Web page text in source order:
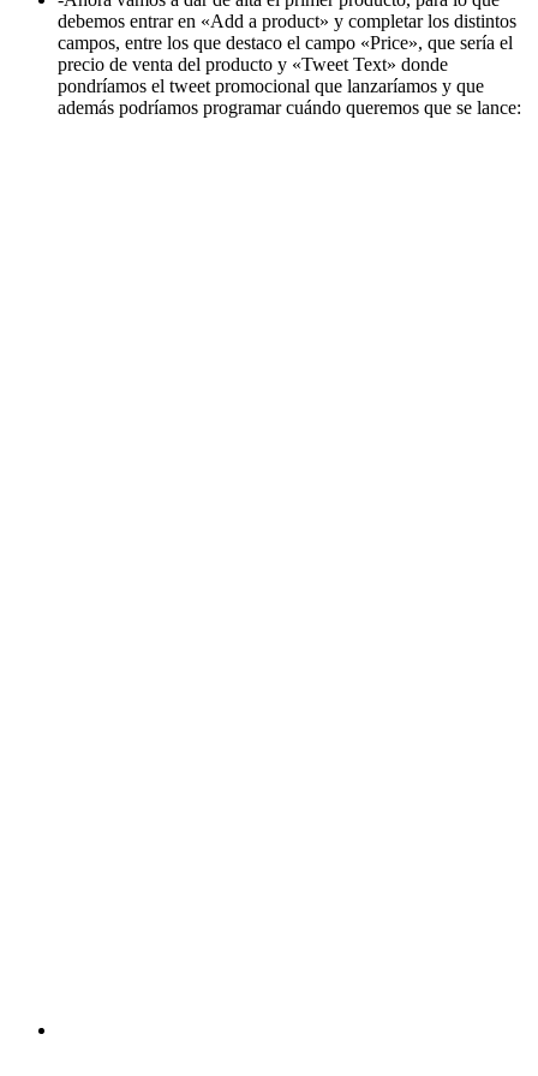
debemos entrar en «Add a product» y completar los distintos
campos, entre los que destaco el campo «Price», que sería el
precio de venta del producto y «Tweet Text» donde
pondríamos el tweet promocional que lanzaríamos y que
además podríamos programar cuándo queremos que se lance: